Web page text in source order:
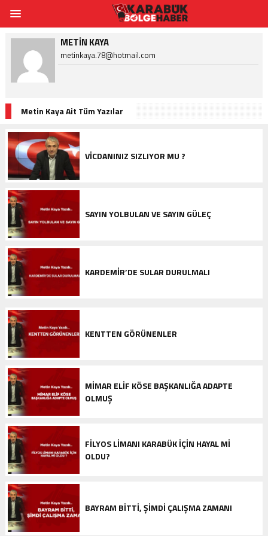
METIN KAYA
metinkaya.78@hotmail.com
Metin Kaya Ait Tüm Yazılar
VİCDANINIZ SIZLIYOR MU ?
SAYIN YOLBULAN VE SAYIN GÜLEÇ
KARDEMİR’DE SULAR DURULMALI
KENTTEN GÖRÜNENLER
MİMAR ELİF KÖSE BAŞKANLIĞA ADAPTE
OLMUŞ
FİLYOS LİMANI KARABÜK İÇİN HAYAL Mİ
OLDU?
BAYRAM BİTTİ, ŞİMDİ ÇALIŞMA ZAMANI